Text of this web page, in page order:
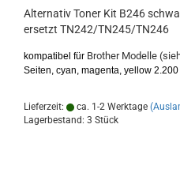
Alternativ Toner Kit B246
ersetzt TN242/TN245/TN246
kompatibel für Brother Modelle
Seiten, cyan, magenta, yellow 2.200
Lieferzeit: ca. 1-2 Werktage
Lagerbestand: 3 Stück